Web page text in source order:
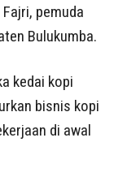
pemuda
Bulukumba.
kedai kopi
bisnis kopi
di awal